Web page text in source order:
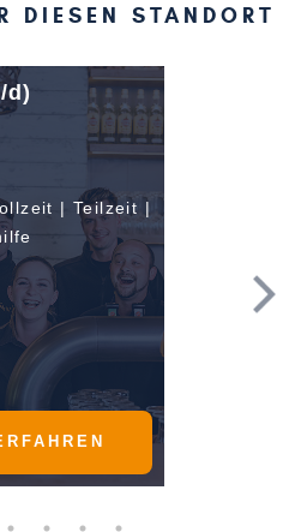
DIESEN STANDORT
d)
| Teilzeit |